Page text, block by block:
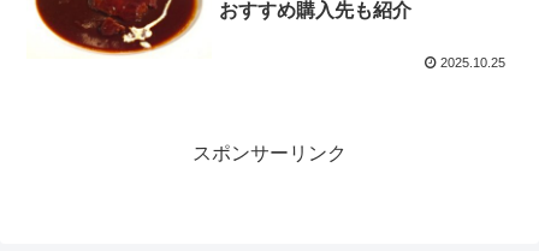
おすすめ購入先も紹介
2025.10.25
スポンサーリンク